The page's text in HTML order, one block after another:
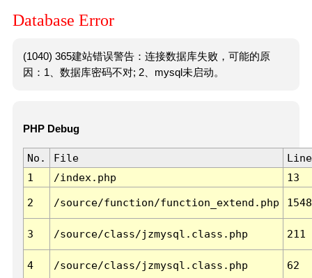
Database Error
(1040) 365建站错误警告：连接数据库失败，可能的原
因：1、数据库密码不对; 2、mysql未启动。
PHP Debug
No. File
Line
1
/index.php 13
2 /source/function/function_extend.php 1548
3 /source/class/jzmysql.class.php 211
4 /source/class/jzmysql.class.php 62